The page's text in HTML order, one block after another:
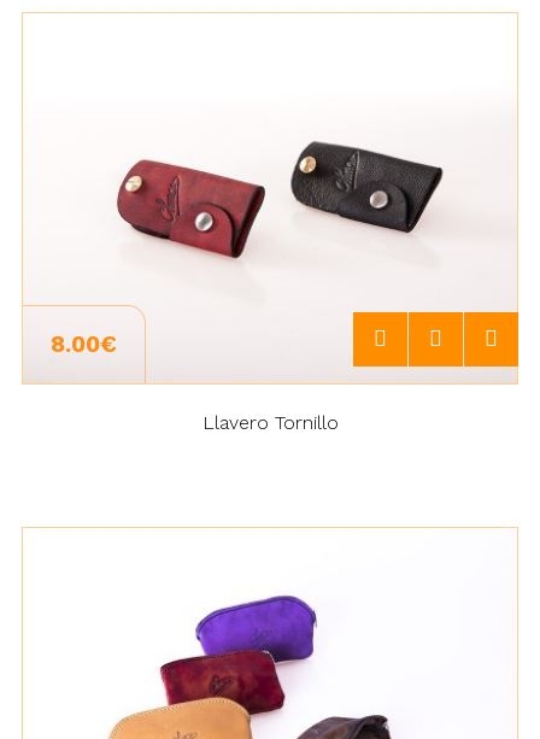
8.00€
Llavero Tornillo